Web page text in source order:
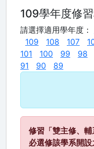
109學年度修
請選擇適用學年度：
109
108 107
101
100 99 98
91
90 89
修習「雙主修、
必選修該學系開